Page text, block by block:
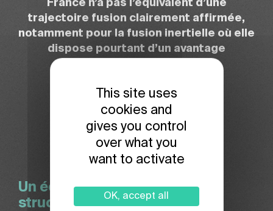
This site uses
cookies and
gives you control
over what you
want to activate
OK, accept all
France n’a pas l’équivalent d’une
trajectoire fusion clairement affirmée,
notamment pour la fusion inertielle où elle
dispose pourtant d’un avantage
Un écosystème français déjà
structuré autour de la fusion